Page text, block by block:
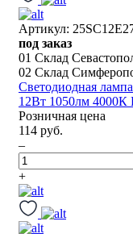
Артикул:
под заказ
01 Склад
02 Склад
Светодиодная
12Вт 1050лм 4000К
Розничная цена
114 руб.
–
+